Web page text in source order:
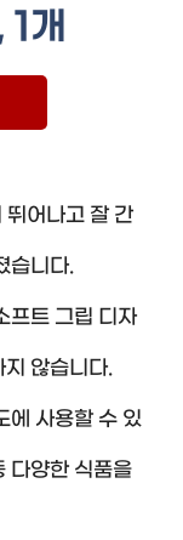
개
뛰어나고 잘 간
습니다.
프트 그립 디자
않습니다.
에 사용할 수 있
다양한 식품을